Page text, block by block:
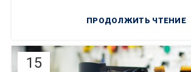
ПРОДОЛЖИТЬ ЧТЕНИЕ
15